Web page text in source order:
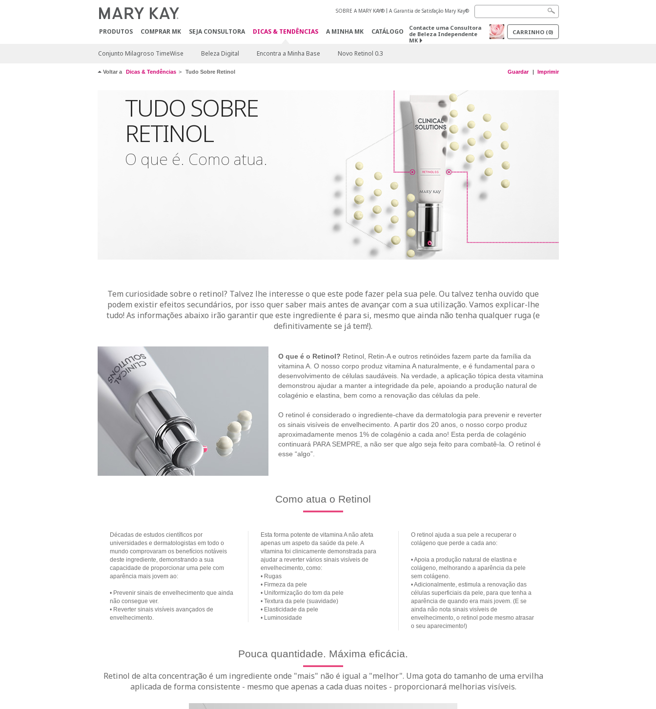
PRODUTOS COMPRAR MK SEJA CONSULTORA DICAS & TENDÊNCIAS A MINHA MK CATÁLOGO
SOBRE A MARY KAY® A Garantia de Satisfação Mary Kay®
Contacte uma Consultora
de Beleza Independente
MK
CARRINHO (0)
Conjunto Milagroso TimeWise Beleza Digital Encontra a Minha Base Novo Retinol 0.3
Voltar a Dicas & Tendências Tudo Sobre Retinol Guardar Imprimir
TUDO SOBRE
RETINOL
O que é. Como atua.
Tem curiosidade sobre o retinol? Talvez lhe interesse o que este pode fazer pela sua pele. Ou talvez tenha ouvido que
podem existir efeitos secundários, por isso quer saber mais antes de avançar com a sua utilização. Vamos explicar-lhe
tudo! As informações abaixo irão garantir que este ingrediente é para si, mesmo que ainda não tenha qualquer ruga (e
definitivamente se já tem!).
O que é o Retinol? Retinol, Retin-A e outros retinóides fazem parte da família da
vitamina A. O nosso corpo produz vitamina A naturalmente, e é fundamental para o
desenvolvimento de células saudáveis. Na verdade, a aplicação tópica desta vitamina
demonstrou ajudar a manter a integridade da pele, apoiando a produção natural de
colagénio e elastina, bem como a renovação das células da pele.
O retinol é considerado o ingrediente-chave da dermatologia para prevenir e reverter
os sinais visíveis de envelhecimento. A partir dos 20 anos, o nosso corpo produz
aproximadamente menos 1% de colagénio a cada ano! Esta perda de colagénio
continuará PARA SEMPRE, a não ser que algo seja feito para combatê-la. O retinol é
esse “algo”.
Como atua o Retinol
Décadas de estudos científicos por
universidades e dermatologistas em todo o
mundo comprovaram os benefícios notáveis
deste ingrediente, demonstrando a sua
capacidade de proporcionar uma pele com
aparência mais jovem ao:
• Prevenir sinais de envelhecimento que ainda
não consegue ver.
• Reverter sinais visíveis avançados de
envelhecimento.
Esta forma potente de vitamina A não afeta
apenas um aspeto da saúde da pele. A
vitamina foi clinicamente demonstrada para
ajudar a reverter vários sinais visíveis de
envelhecimento, como:
• Rugas
• Firmeza da pele
• Uniformização do tom da pele
• Textura da pele (suavidade)
• Elasticidade da pele
• Luminosidade
O retinol ajuda a sua pele a recuperar o
colágeno que perde a cada ano:
• Apoia a produção natural de elastina e
colágeno, melhorando a aparência da pele
sem colágeno.
• Adicionalmente, estimula a renovação das
células superficiais da pele, para que tenha a
aparência de quando era mais jovem. (E se
ainda não nota sinais visíveis de
envelhecimento, o retinol pode mesmo atrasar
o seu aparecimento!)
Pouca quantidade. Máxima eficácia.
Retinol de alta concentração é um ingrediente onde "mais" não é igual a "melhor". Uma gota do tamanho de uma ervilha
aplicada de forma consistente - mesmo que apenas a cada duas noites - proporcionará melhorias visíveis.